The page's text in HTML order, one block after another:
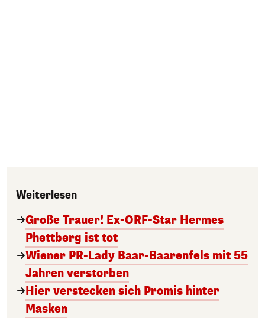
Weiterlesen
Große Trauer! Ex-ORF-Star Hermes
Phettberg ist tot
Wiener PR-Lady Baar-Baarenfels mit 55
Jahren verstorben
Hier verstecken sich Promis hinter
Masken